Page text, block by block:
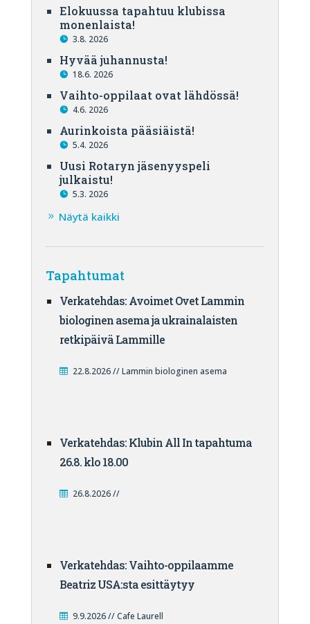
Elokuussa tapahtuu klubissa
monenlaista!
3.8. 2026
Hyvää juhannusta!
18.6. 2026
Vaihto-oppilaat ovat lähdössä!
4.6. 2026
Aurinkoista pääsiäistä!
5.4. 2026
Uusi Rotaryn jäsenyyspeli
julkaistu!
5.3. 2026
Näytä kaikki
Tapahtumat
Verkatehdas: Avoimet Ovet Lammin
biologinen asema ja ukrainalaisten
retkipäivä Lammille
22.8.2026 // Lammin biologinen asema
Verkatehdas: Klubin All In tapahtuma
26.8. klo 18.00
26.8.2026 //
Verkatehdas: Vaihto-oppilaamme
Beatriz USA:sta esittäytyy
9.9.2026 // Cafe Laurell